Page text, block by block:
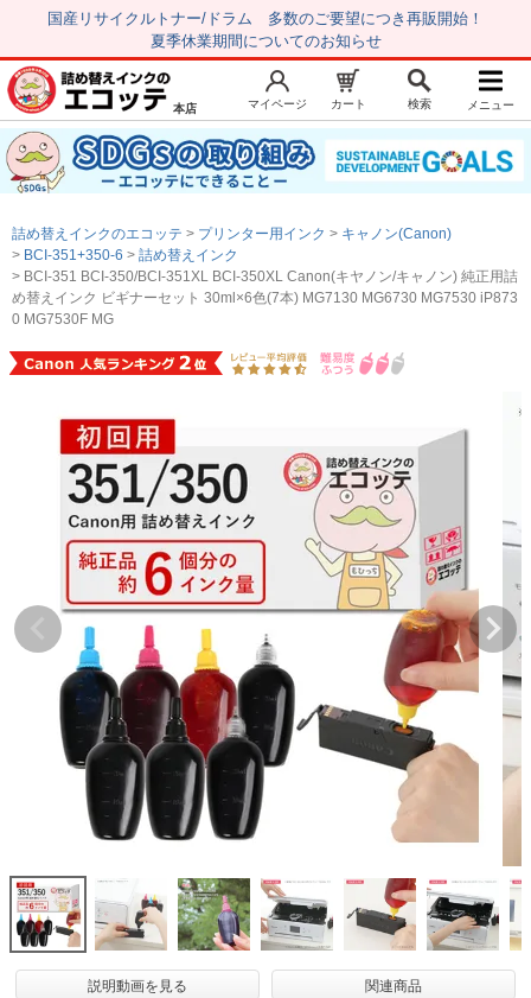
国産リサイクルトナー/ドラム 多数のご要望につき再販開始！
夏季休業期間についてのお知らせ
新規会員登録 マイページ
トップページ お気に入り
注文履歴 レビュー履歴
はじめての方へ
キャノンインク
エプソンインク
ブラザーインク
詰め替えインク
互換インクボトル
互換インクカートリッジ
再生インクカートリッジ
記事を探す
お客様の声
お店の紹介
ご利用ガイド
よくある質問
お問い合わせ
会員専用商品
本店 マイページ カート 検索 メニュー
詰め替えインクのエコッテ プリンター用インク
キャノン(Canon)
BCI-351+350-6
詰め替えインク
BCI-351 BCI-350/BCI-351XL BCI-350XL Canon(キヤノン/キャノン) 純正用詰
め替えインク ビギナーセット 30ml×6色(7本) MG7130 MG6730 MG7530 iP873
0 MG7530F MG
説明動画を見る 関連商品